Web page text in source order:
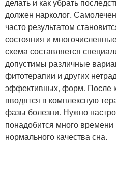
должен нарколог.
часто результатом
состояния и
схема составляется
допустимы различные
фитотерапии и других
эффективных, форм. После
вводятся в комплексную
фазы болезни. Нужно
понадобится много
нормального качества сна.